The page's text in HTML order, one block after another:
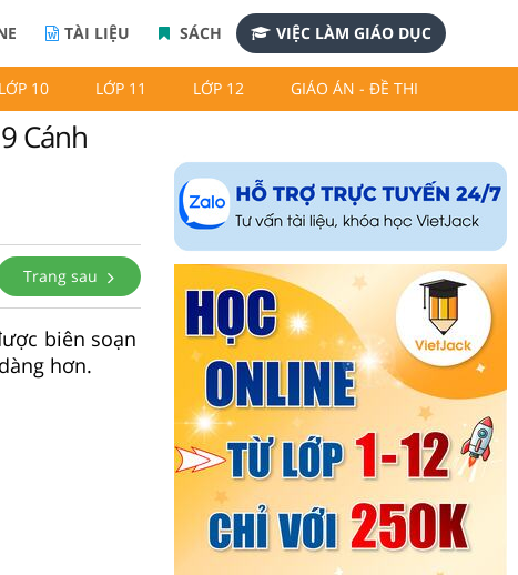
TÀI LIỆU SÁCH VIỆC LÀM GIÁO DỤC
LỚP 10 LỚP 11 LỚP 12 GIÁO ÁN - ĐỀ THI
Cánh
Trang sau
biên soạn
hơn.